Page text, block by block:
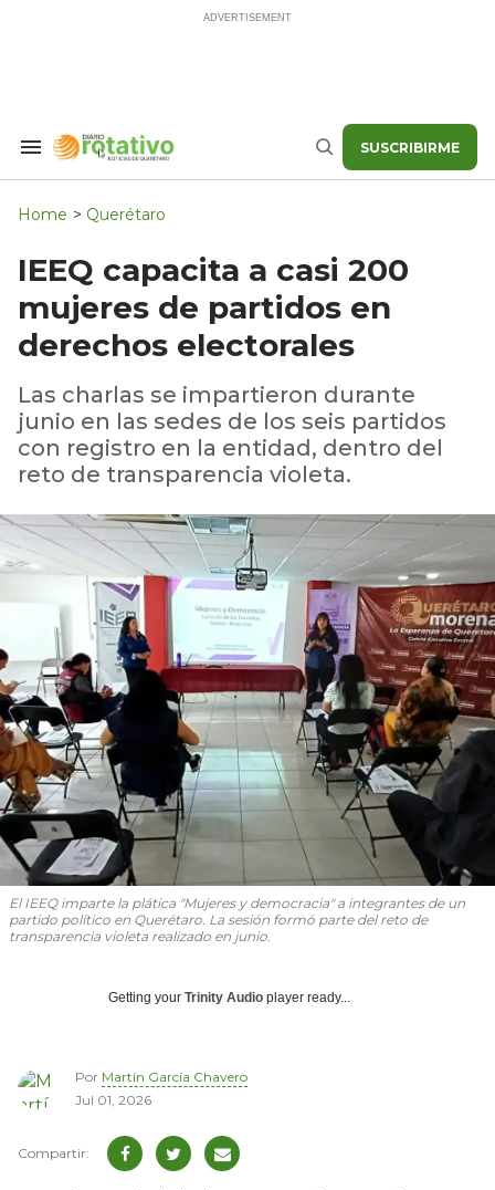
Search
Navigation
Buscar SUSCRIBIRME
Home > Querétaro
IEEQ capacita a casi 200
mujeres de partidos en
derechos electorales
Las charlas se impartieron durante
junio en las sedes de los seis partidos
con registro en la entidad, dentro del
reto de transparencia violeta.
El IEEQ imparte la plática "Mujeres y democracia" a integrantes de un
partido político en Querétaro. La sesión formó parte del reto de
transparencia violeta realizado en junio.
Getting your Trinity Audio player ready...
Por Martín García Chavero
Jul 01, 2026